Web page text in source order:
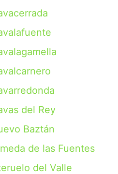
del Rey
Baztán
de las Fuentes
del Valle